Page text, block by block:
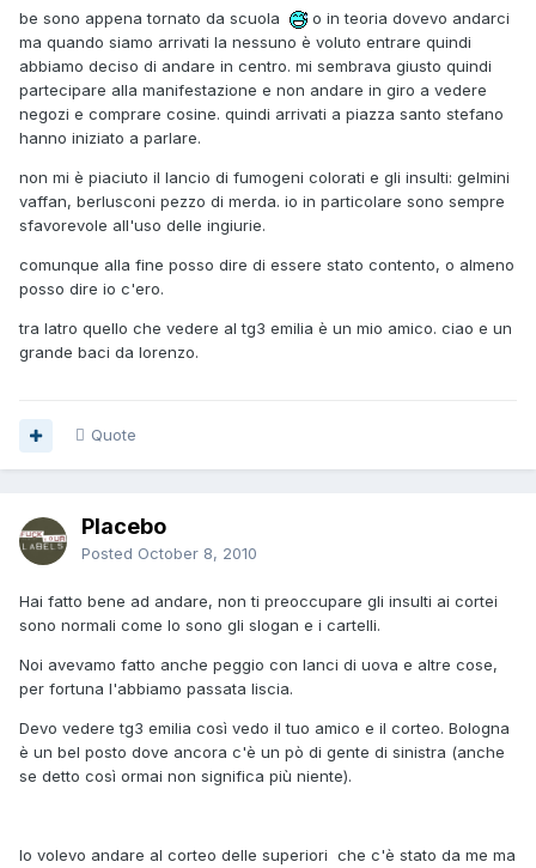
be sono appena tornato da scuola
o in teoria dovevo andarci
ma quando siamo arrivati la nessuno è voluto entrare quindi
abbiamo deciso di andare in centro. mi sembrava giusto quindi
partecipare alla manifestazione e non andare in giro a vedere
negozi e comprare cosine. quindi arrivati a piazza santo stefano
hanno iniziato a parlare.
non mi è piaciuto il lancio di fumogeni colorati e gli insulti: gelmini
vaffan, berlusconi pezzo di merda. io in particolare sono sempre
sfavorevole all'uso delle ingiurie.
comunque alla fine posso dire di essere stato contento, o almeno
posso dire io c'ero.
tra latro quello che vedere al tg3 emilia è un mio amico. ciao e un
grande baci da lorenzo.
Quote
Placebo
Posted October 8, 2010
Hai fatto bene ad andare, non ti preoccupare gli insulti ai cortei
sono normali come lo sono gli slogan e i cartelli.
Noi avevamo fatto anche peggio con lanci di uova e altre cose,
per fortuna l'abbiamo passata liscia.
Devo vedere tg3 emilia così vedo il tuo amico e il corteo. Bologna
è un bel posto dove ancora c'è un pò di gente di sinistra (anche
se detto così ormai non significa più niente).
Io volevo andare al corteo delle superiori che c'è stato da me ma